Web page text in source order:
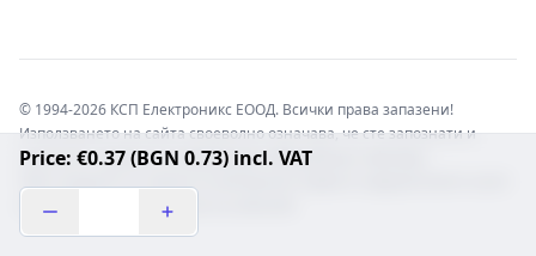
Price: €0.37 (BGN 0.73) incl. VAT
© 1994-2026 КСП Електроникс ЕООД. Всички права запазени!
Използването на сайта своеволно означава, че сте запознати и
съгласни с правната информация обвързваща софтуера.
отговорност с цялата сила на закона!b